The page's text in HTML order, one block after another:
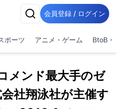
会員登録 / ログイン
ポーツ アニメ・ゲーム BtoB・
メンド最大手のゼ
社翔泳社が主催す